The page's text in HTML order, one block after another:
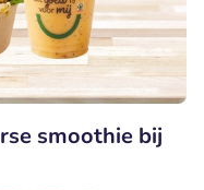
smoothie bij